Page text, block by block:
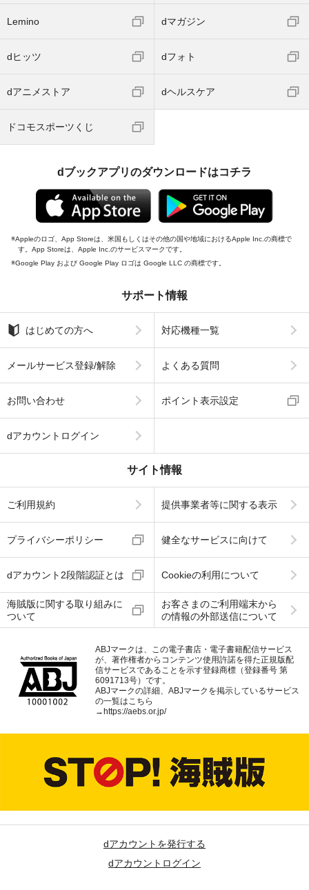
Lemino dマガジン
dヒッツ dフォト
dアニメストア dヘルスケア
ドコモスポーツくじ
dブックアプリのダウンロードはコチラ
Appleのロゴ、App Storeは、米国もしくはその他の国や地域におけるApple Inc.の商標で
す。App Storeは、Apple Inc.のサービスマークです。
Google Play および Google Play ロゴは Google LLC の商標です。
サポート情報
はじめての方へ 対応機種一覧
メールサービス登録/解除 よくある質問
お問い合わせ ポイント表示設定
dアカウントログイン
サイト情報
ご利用規約 提供事業者等に関する表示
プライバシーポリシー 健全なサービスに向けて
dアカウント2段階認証とは Cookieの利用について
海賊版に関する取り組みに
ついて
お客さまのご利用端末から
の情報の外部送信について
ABJマークは、この電子書店・電子書籍配信サービス
が、著作権者からコンテンツ使用許諾を得た正規版配
信サービスであることを示す登録商標（登録番号 第
6091713号）です。
ABJマークの詳細、ABJマークを掲示しているサービス
の一覧はこちら
→ https://aebs.or.jp/
dアカウントを発行する
dアカウントログイン